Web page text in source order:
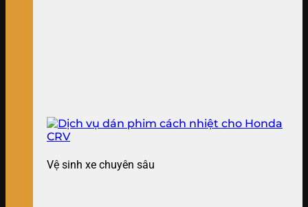
Vệ sinh xe chuyên sâu